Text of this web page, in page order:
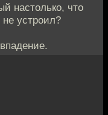
настолько, что
устроил?